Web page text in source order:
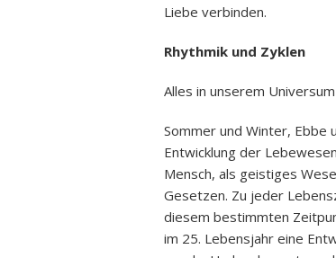
Liebe verbinden.
Rhythmik und Zyklen
Alles in unserem
Sommer und Winter, Ebbe
Entwicklung der
Mensch, als geistiges
Gesetzen. Zu jeder
diesem bestimmten
im 25. Lebensjahr eine